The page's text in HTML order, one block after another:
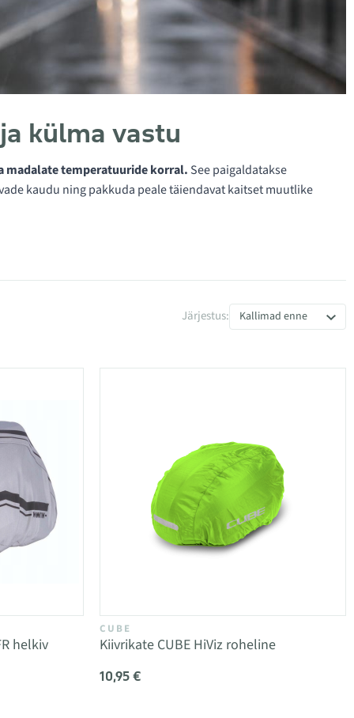
külma vastu
madalate temperatuuride korral. See paigaldatakse
kaudu ning pakkuda peale täiendavat kaitset muutlike
Järjestus: Kallimad enne
helkiv
CUBE
Kiivrikate CUBE HiViz roheline
10,95 €